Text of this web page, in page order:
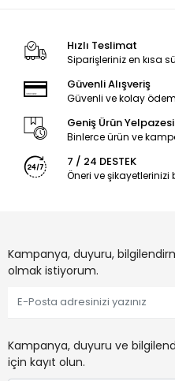
Hızlı Teslimat
Siparişleriniz en kısa
Güvenli Alışveriş
Güvenli ve kolay
Geniş Ürün Yelpazesi
Binlerce ürün ve
7 / 24 DESTEK
Öneri ve şikayetlerinizi
Kampanya, duyuru,
olmak istiyorum.
Kampanya, duyuru ve
için kayıt olun.